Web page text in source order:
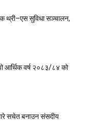
थ्री–एस सुविधा सञ्चालन,
आर्थिक वर्ष २०८३/८४ को
सचेत बनाउन संसदीय